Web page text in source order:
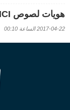
هويات لصوص BMCI الذين كشفتهم إمرأة
2017-04-22 الساعة 00:10